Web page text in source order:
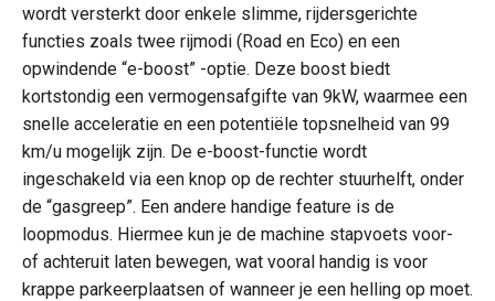
wordt versterkt door enkele slimme, rijdersgerichte
functies zoals twee rijmodi (Road en Eco) en een
opwindende “e-boost” -optie. Deze boost biedt
kortstondig een vermogensafgifte van 9kW, waarmee een
snelle acceleratie en een potentiële topsnelheid van 99
km/u mogelijk zijn. De e-boost-functie wordt
ingeschakeld via een knop op de rechter stuurhelft, onder
de “gasgreep”. Een andere handige feature is de
loopmodus. Hiermee kun je de machine stapvoets voor-
of achteruit laten bewegen, wat vooral handig is voor
krappe parkeerplaatsen of wanneer je een helling op moet.